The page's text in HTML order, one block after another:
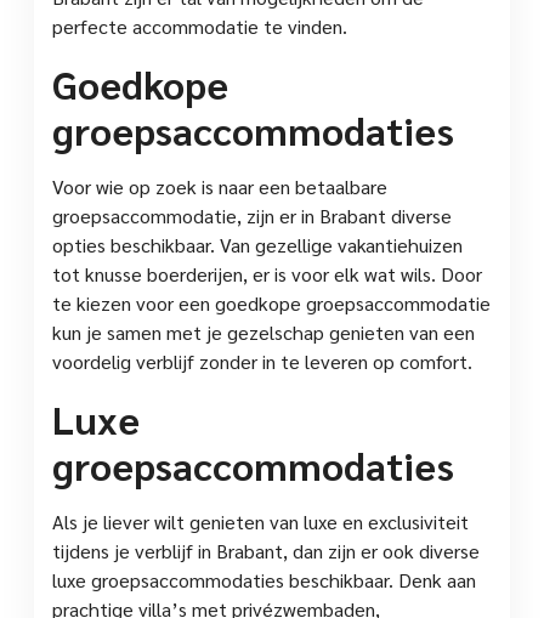
perfecte accommodatie te vinden.
Goedkope
groepsaccommodaties
Voor wie op zoek is naar een betaalbare
groepsaccommodatie, zijn er in Brabant diverse
opties beschikbaar. Van gezellige vakantiehuizen
tot knusse boerderijen, er is voor elk wat wils. Door
te kiezen voor een goedkope groepsaccommodatie
kun je samen met je gezelschap genieten van een
voordelig verblijf zonder in te leveren op comfort.
Luxe
groepsaccommodaties
Als je liever wilt genieten van luxe en exclusiviteit
tijdens je verblijf in Brabant, dan zijn er ook diverse
luxe groepsaccommodaties beschikbaar. Denk aan
prachtige villa’s met privézwembaden,